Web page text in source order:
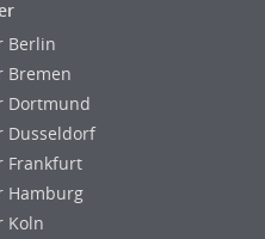
Berlin
Bremen
Dortmund
Dusseldorf
Frankfurt
Hamburg
Koln